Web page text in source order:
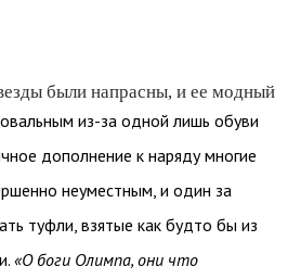
были напрасны, и ее модный
из-за одной лишь обуви
дополнение к наряду многие
неуместным, и один за
туфли, взятые как будто бы из
«О боги Олимпа, они что